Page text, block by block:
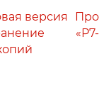
версия